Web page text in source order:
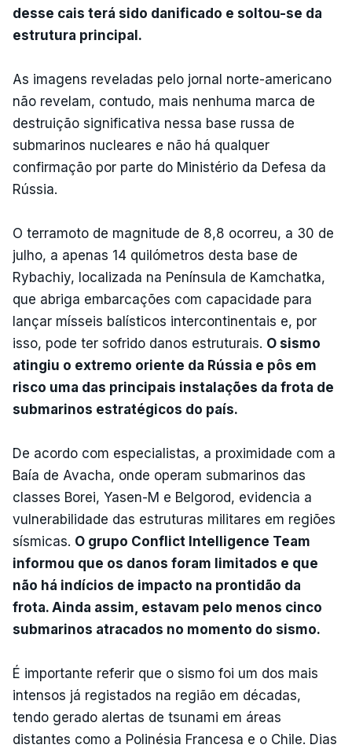
desse cais terá sido danificado e soltou-se da
estrutura principal.
As imagens reveladas pelo jornal norte-americano
não revelam, contudo, mais nenhuma marca de
destruição significativa nessa base russa de
submarinos nucleares e não há qualquer
confirmação por parte do Ministério da Defesa da
Rússia.
O terramoto de magnitude de 8,8 ocorreu, a 30 de
julho, a apenas 14 quilómetros desta base de
Rybachiy, localizada na Península de Kamchatka,
que abriga embarcações com capacidade para
lançar mísseis balísticos intercontinentais e, por
isso, pode ter sofrido danos estruturais. O sismo
atingiu o extremo oriente da Rússia e pôs em
risco uma das principais instalações da frota de
submarinos estratégicos do país.
De acordo com especialistas, a proximidade com a
Baía de Avacha, onde operam submarinos das
classes Borei, Yasen-M e Belgorod, evidencia a
vulnerabilidade das estruturas militares em regiões
sísmicas. O grupo Conflict Intelligence Team
informou que os danos foram limitados e que
não há indícios de impacto na prontidão da
frota. Ainda assim, estavam pelo menos cinco
submarinos atracados no momento do sismo.
É importante referir que o sismo foi um dos mais
intensos já registados na região em décadas,
tendo gerado alertas de tsunami em áreas
distantes como a Polinésia Francesa e o Chile. Dias